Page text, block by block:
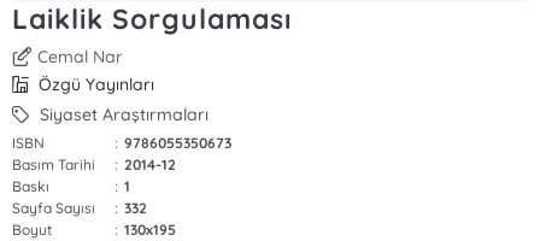
Laiklik Sorgulaması
Cemal Nar
Özgü Yayınları
Siyaset Araştırmaları
ISBN : 9786055350673
Basım Tarihi
: 2014-12
Baskı
: 1
Sayfa Sayısı
: 332
Boyut
: 130x195